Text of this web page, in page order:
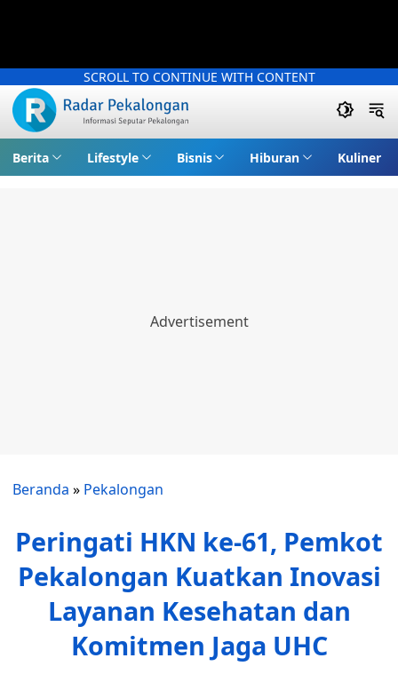
SCROLL TO CONTINUE WITH CONTENT
Berita Lifestyle Bisnis Hiburan Kuliner
Beranda » Pekalongan
Peringati HKN ke-61, Pemkot
Pekalongan Kuatkan Inovasi
Layanan Kesehatan dan
Komitmen Jaga UHC